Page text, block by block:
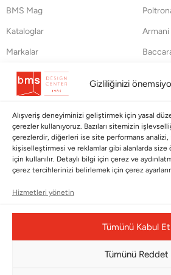
Gizliliğinizi
Alışveriş deneyiminizi geliştirmek için yasal
çerezler kullanıyoruz. Bazıları sitemizin
çerezlerdir, diğerleri ise site performans
kişiselleştirmesi ve reklamlar gibi alanlarda
için kullanılır. Detaylı bilgi için çerez ve
çerez tercihlerinizi belirlemek için çerez
Hizmetleri yönetin
Tümünü Kabul Et
Tümünü Reddet
BMS Mag
Kataloglar
Markalar
Blog
Hakkımızda
İletişim
Armani
Koleksiyonlar
Babalar Günü
İade